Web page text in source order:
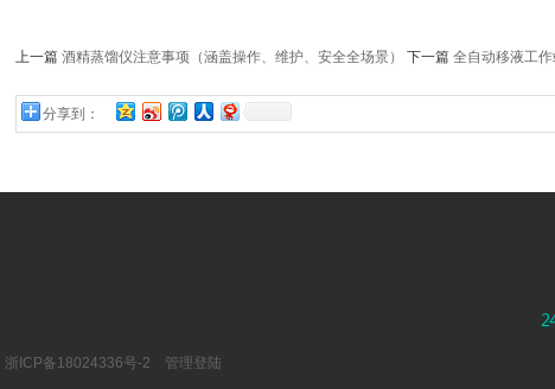
上一篇 酒精蒸馏仪注意事项（涵盖操作、维护、安全全场景） 下一篇 全自动移液工
分享到：
浙ICP备18024336号-2 管理登陆